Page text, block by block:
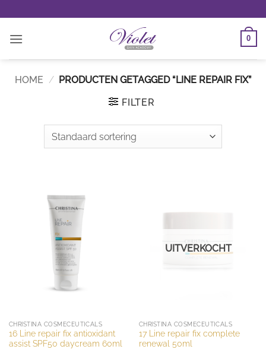
naar
inhoud
0
HOME / PRODUCTEN GETAGGED “LINE REPAIR FIX”
FILTER
CHRISTINA COSMECEUTICALS
16 Line repair fix antioxidant
assist SPF50 daycream 60ml
UITVERKOCHT
CHRISTINA COSMECEUTICALS
17 Line repair fix complete
renewal 50ml